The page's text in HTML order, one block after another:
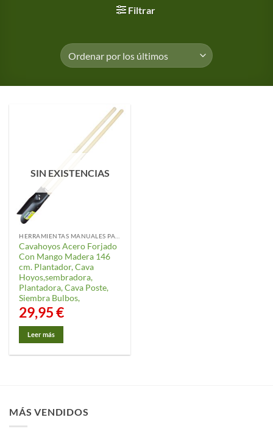
Filtrar
SIN EXISTENCIAS
Cavahoyos Acero Forjado
Con Mango Madera 146
cm. Plantador, Cava
Hoyos,sembradora,
Plantadora, Cava Poste,
Siembra Bulbos,
29,95€
Leer más
MÁS VENDIDOS